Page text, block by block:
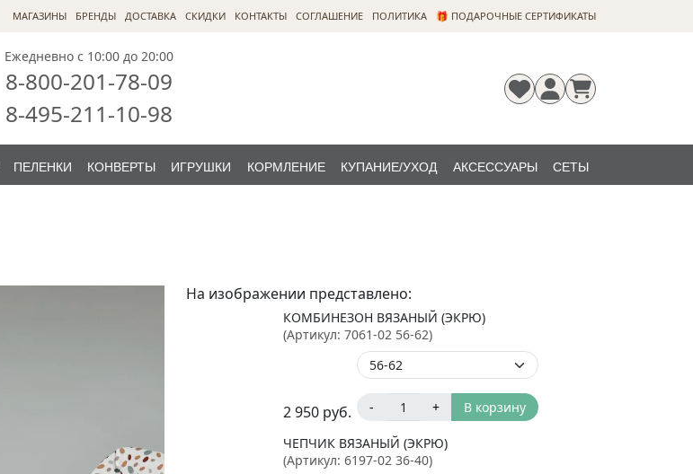
МАГАЗИНЫ БРЕНДЫ ДОСТАВКА СКИДКИ КОНТАКТЫ CОГЛАШЕНИЕ ПОЛИТИКА 🎁 ПОДАРОЧНЫЕ СЕРТИФИКАТЫ
Ежедневно с 10:00 до 20:00
8-800-201-78-09
8-495-211-10-98
ПЕЛЕНКИ КОНВЕРТЫ ИГРУШКИ КОРМЛЕНИЕ КУПАНИЕ/УХОД АКСЕССУАРЫ СЕТЫ
На изображении представлено:
КОМБИНЕЗОН ВЯЗАНЫЙ (ЭКРЮ)
(Артикул: 7061-02 56-62)
2 950 руб. - + В корзину
ЧЕПЧИК ВЯЗАНЫЙ (ЭКРЮ)
(Артикул: 6197-02 36-40)